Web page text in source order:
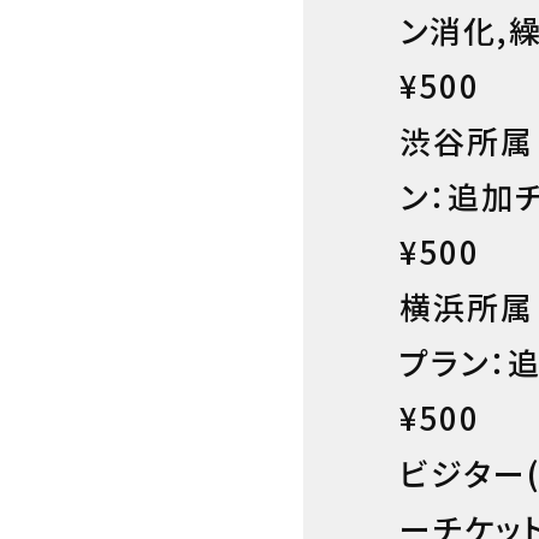
ン消化,
¥500
渋谷所
ン：追加
¥500
横浜所
プラン：
¥500
ビジター
ーチケ